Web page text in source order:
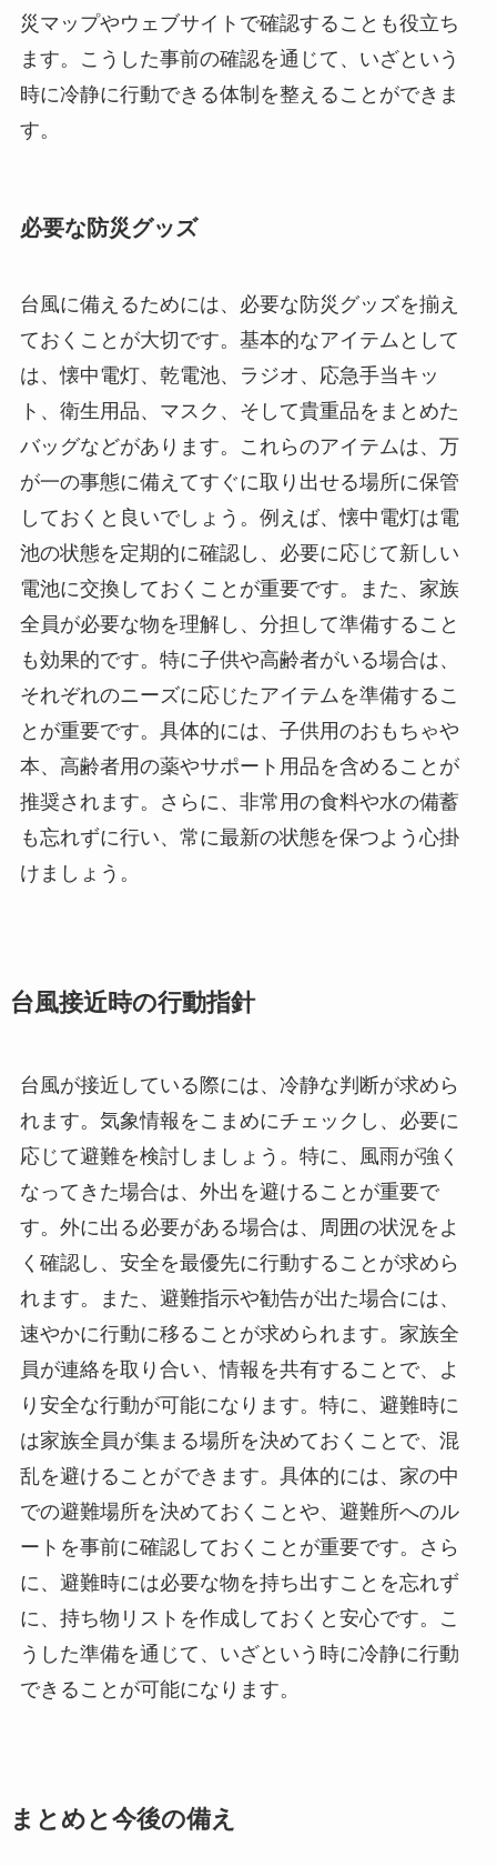
災マップやウェブサイトで確認することも役立ち
ます。こうした事前の確認を通じて、いざという
時に冷静に行動できる体制を整えることができま
す。
必要な防災グッズ
台風に備えるためには、必要な防災グッズを揃え
ておくことが大切です。基本的なアイテムとして
は、懐中電灯、乾電池、ラジオ、応急手当キッ
ト、衛生用品、マスク、そして貴重品をまとめた
バッグなどがあります。これらのアイテムは、万
が一の事態に備えてすぐに取り出せる場所に保管
しておくと良いでしょう。例えば、懐中電灯は電
池の状態を定期的に確認し、必要に応じて新しい
電池に交換しておくことが重要です。また、家族
全員が必要な物を理解し、分担して準備すること
も効果的です。特に子供や高齢者がいる場合は、
それぞれのニーズに応じたアイテムを準備するこ
とが重要です。具体的には、子供用のおもちゃや
本、高齢者用の薬やサポート用品を含めることが
推奨されます。さらに、非常用の食料や水の備蓄
も忘れずに行い、常に最新の状態を保つよう心掛
けましょう。
台風接近時の行動指針
台風が接近している際には、冷静な判断が求めら
れます。気象情報をこまめにチェックし、必要に
応じて避難を検討しましょう。特に、風雨が強く
なってきた場合は、外出を避けることが重要で
す。外に出る必要がある場合は、周囲の状況をよ
く確認し、安全を最優先に行動することが求めら
れます。また、避難指示や勧告が出た場合には、
速やかに行動に移ることが求められます。家族全
員が連絡を取り合い、情報を共有することで、よ
り安全な行動が可能になります。特に、避難時に
は家族全員が集まる場所を決めておくことで、混
乱を避けることができます。具体的には、家の中
での避難場所を決めておくことや、避難所へのル
ートを事前に確認しておくことが重要です。さら
に、避難時には必要な物を持ち出すことを忘れず
に、持ち物リストを作成しておくと安心です。こ
うした準備を通じて、いざという時に冷静に行動
できることが可能になります。
まとめと今後の備え